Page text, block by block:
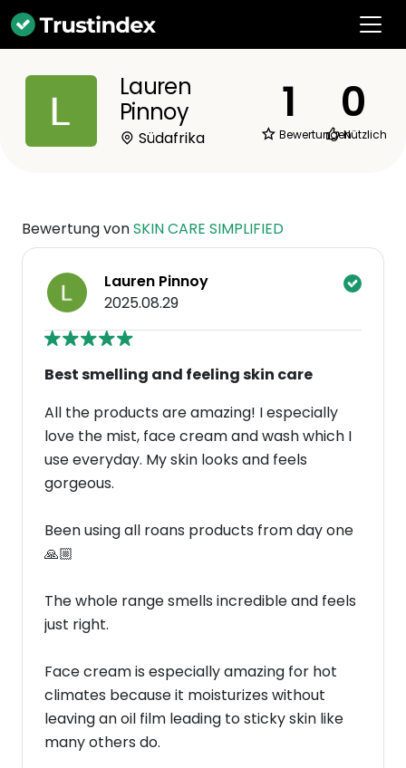
Lauren
Pinnoy
Südafrika
1
Bewertungen
0
Nützlich
Bewertung vonSKIN CARE SIMPLIFIED
Lauren Pinnoy
2025.08.29
Best smelling and feeling skin care
All the products are amazing! I especially
love the mist, face cream and wash which I
use everyday. My skin looks and feels
gorgeous.
Been using all roans products from day one
🙏🏼
The whole range smells incredible and feels
just right.
Face cream is especially amazing for hot
climates because it moisturizes without
leaving an oil film leading to sticky skin like
many others do.